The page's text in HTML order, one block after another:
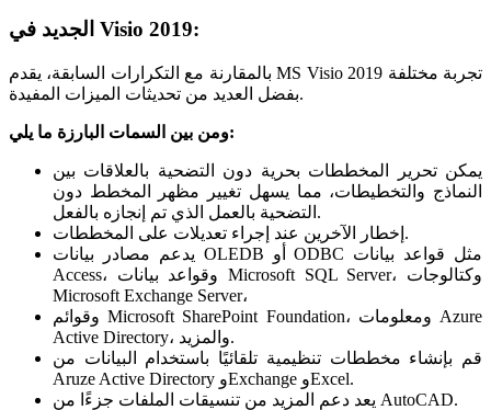
الجديد في Visio 2019:
بالمقارنة مع التكرارات السابقة، يقدم MS Visio 2019 تجربة مختلفة
بفضل العديد من تحديثات الميزات المفيدة.
ومن بين السمات البارزة ما يلي:
يمكن تحرير المخططات بحرية دون التضحية بالعلاقات بين
النماذج والتخطيطات، مما يسهل تغيير مظهر المخطط دون
التضحية بالعمل الذي تم إنجازه بالفعل.
إخطار الآخرين عند إجراء تعديلات على المخططات.
يدعم مصادر بيانات OLEDB أو ODBC مثل قواعد بيانات
Access، وقواعد بيانات Microsoft SQL Server، وكتالوجات
Microsoft Exchange Server،
وقوائم Microsoft SharePoint Foundation، ومعلومات Azure
Active Directory، والمزيد.
قم بإنشاء مخططات تنظيمية تلقائيًا باستخدام البيانات من
Aruze Active Directory وExchange وExcel.
يعد دعم المزيد من تنسيقات الملفات جزءًا من AutoCAD.